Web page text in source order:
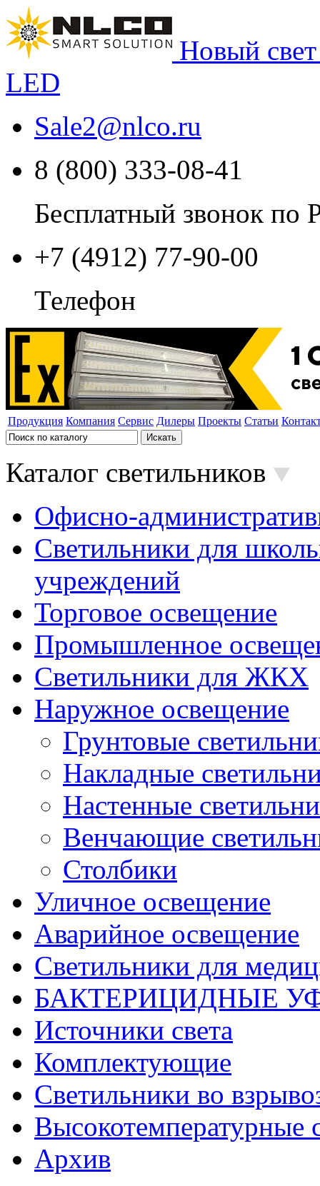
Новый
LED
Sale2@nlco.ru
8 (800) 333-08-41
Бесплатный звонок по
+7 (4912) 77-90-00
Телефон
Продукция Компания Сервис Дилеры Проекты Статьи
Каталог светильников
Офисно-
Светильники для
учреждений
Торговое освещение
Промышленное
Светильники для ЖКХ
Наружное освещение
Грунтовые
Накладные
Настенные
Венчающие
Столбики
Уличное освещение
Аварийное освещение
Светильники для
БАКТЕРИЦИДНЫЕ
Источники света
Комплектующие
Светильники во
Высокотемпературные
Архив